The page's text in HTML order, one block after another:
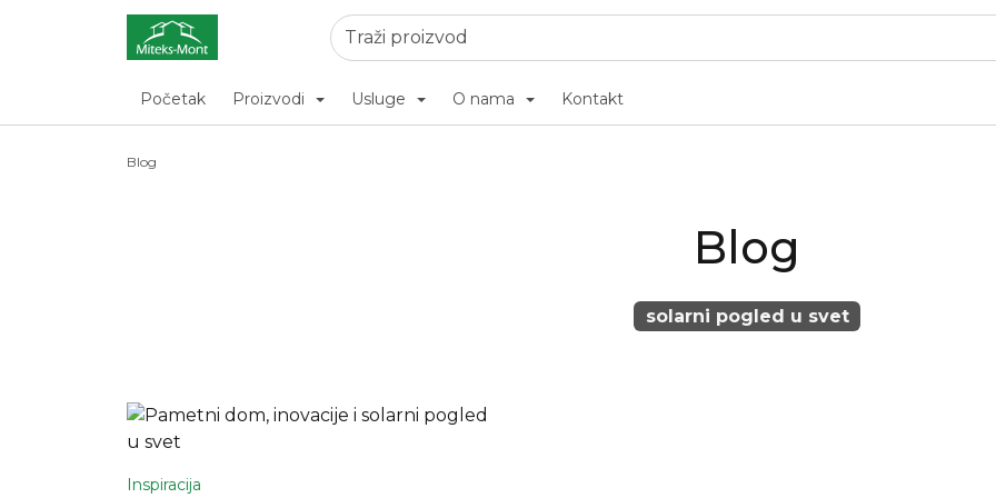
Početak Proizvodi Usluge O nama Kontakt
Blog
Blog
solarni pogled u svet
Inspiracija